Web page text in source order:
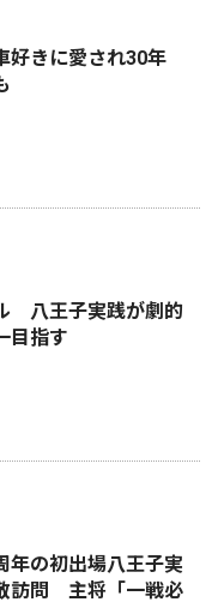
好きに愛され30年
八王子実践が劇的
目指す
の初出場八王子実
訪問 主将「一戦必